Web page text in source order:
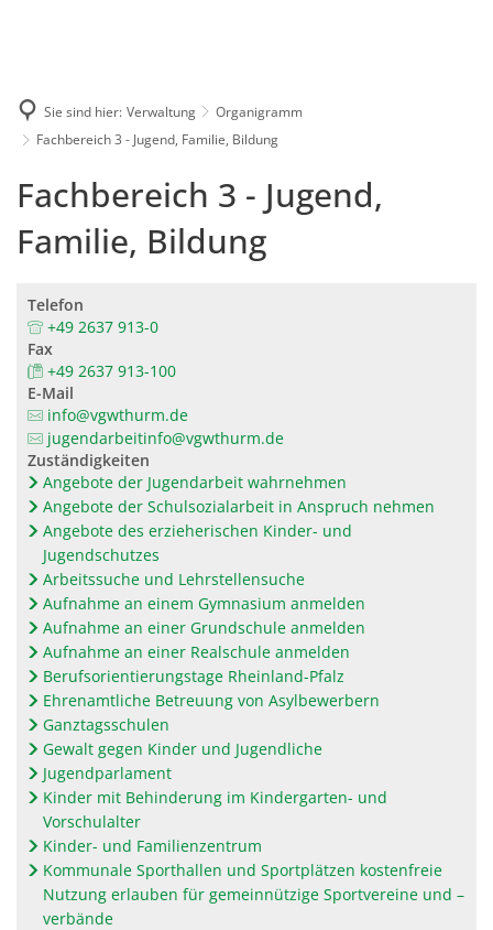
Sie sind hier: Verwaltung
Organigramm
Fachbereich 3 - Jugend, Familie, Bildung
Fachbereich 3 - Jugend,
Familie, Bildung
Telefon
+49 2637 913-0
Fax
+49 2637 913-100
E-Mail
info@vgwthurm.de
jugendarbeitinfo@vgwthurm.de
Zuständigkeiten
Angebote der Jugendarbeit wahrnehmen
Angebote der Schulsozialarbeit in Anspruch nehmen
Angebote des erzieherischen Kinder- und
Jugendschutzes
Arbeitssuche und Lehrstellensuche
Aufnahme an einem Gymnasium anmelden
Aufnahme an einer Grundschule anmelden
Aufnahme an einer Realschule anmelden
Berufsorientierungstage Rheinland-Pfalz
Ehrenamtliche Betreuung von Asylbewerbern
Ganztagsschulen
Gewalt gegen Kinder und Jugendliche
Jugendparlament
Kinder mit Behinderung im Kindergarten- und
Vorschulalter
Kinder- und Familienzentrum
Kommunale Sporthallen und Sportplätzen kostenfreie
Nutzung erlauben für gemeinnützige Sportvereine und –
verbände